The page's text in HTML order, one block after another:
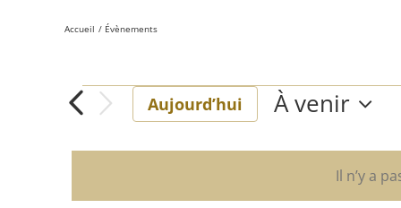
Accueil Évènements
Évènements
Il n’y a
Aujourd’hui
À venir
une